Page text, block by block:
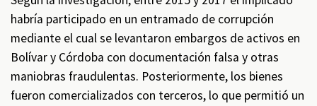
habría participado en un entramado de corrupción
mediante el cual se levantaron embargos de activos en
Bolívar y Córdoba con documentación falsa y otras
maniobras fraudulentas. Posteriormente, los bienes
fueron comercializados con terceros, lo que permitió un